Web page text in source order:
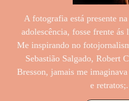
A fotografia está presente
adolescência, fosse frente ás
Me inspirando no
Sebastião Salgado, Robert
Bresson, jamais me
e